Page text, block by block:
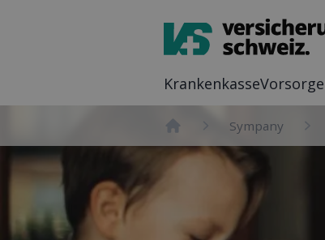
Kranken­kasseVor­sorge
Home
Sympany